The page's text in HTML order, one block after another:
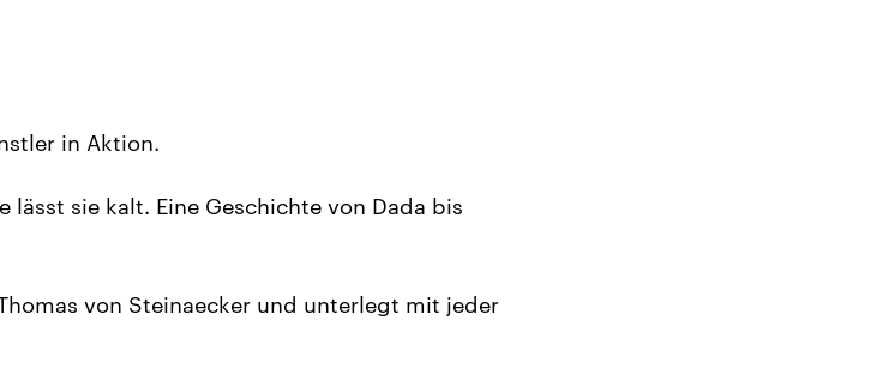
in Aktion.
lässt sie kalt. Eine Geschichte von Dada bis
von Steinaecker und unterlegt mit jeder